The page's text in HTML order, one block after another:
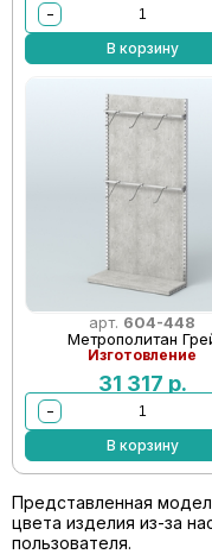
−
В корзину
арт. 604-448
Метрополитан
Изготовление
31 317 р.
−
В корзину
Представленная
цвета изделия из-за
пользователя.